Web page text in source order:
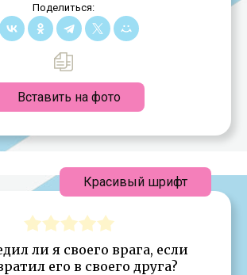
Поделиться:
Вставить на фото
ли я своего врага, если
его в своего друга?
Красивый шрифт